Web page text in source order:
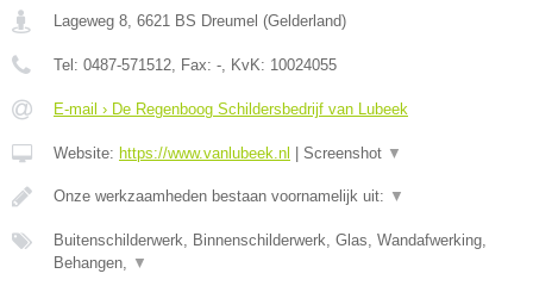
Lageweg 8, 6621 BS Dreumel (Gelderland)
Tel: 0487-571512, Fax: -, KvK: 10024055
E-mail › De Regenboog Schildersbedrijf van Lubeek
Website: https://www.vanlubeek.nl Screenshot ▼
Onze werkzaamheden bestaan voornamelijk uit: ▼
Buitenschilderwerk, Binnenschilderwerk, Glas, Wandafwerking,
Behangen, ▼